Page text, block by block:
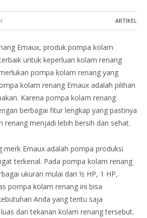
ARTIKEL
Emaux, produk pompa kolam
untuk keperluan kolam renang
pompa kolam renang yang
kolam renang Emaux adalah pilihan
Karena pompa kolam renang
berbagai fitur lengkap yang pastinya
renang menjadi lebih bersih dan sehat.
merk Emaux adalah pompa produksi
terkenal. Pada pompa kolam renang
ukuran mulai dari ½ HP, 1 HP,
pompa kolam renang ini bisa
Anda yang tentu saja
dan tekanan kolam renang tersebut.